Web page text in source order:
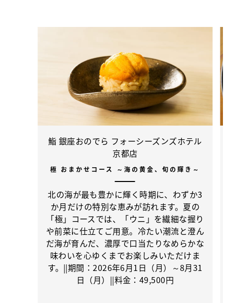
鮨 銀座おのでら フォーシーズンズホテル
京都店
極 おまかせコース ～海の黄金、旬の輝き～
北の海が最も豊かに輝く時期に、わずか3
か月だけの特別な恵みが訪れます。夏の
「極」コースでは、「ウニ」を繊細な握り
や前菜に仕立てご用意。冷たい潮流と澄ん
だ海が育んだ、濃厚で口当たりなめらかな
味わいを心ゆくまでお楽しみいただけま
す。||期間：2026年6月1日（月）～8月31
日（月）||料金：49,500円